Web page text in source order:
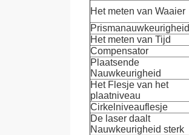
Het meten van Waaier
Prismanauwkeurigheid
Het meten van Tijd
Compensator
Plaatsende
Nauwkeurigheid
Het Flesje van het
plaatniveau
Cirkelniveauflesje
De laser daalt
Nauwkeurigheid sterk